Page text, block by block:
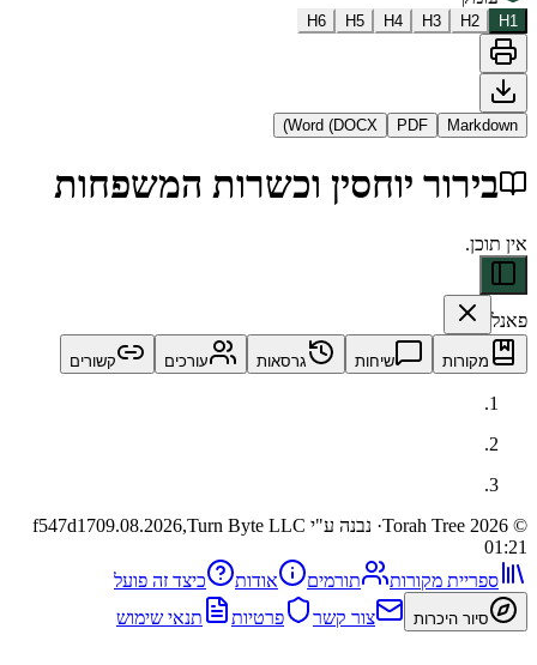
H3
H4
H5
H6
PDF
Word (DOCX)
יוחסין וכשרות המשפחות
שיחות גרסאות עורכים קשורים
· נבנה ע"י Turn Byte LLC f547d1709.08.2026,
מקורות תורמים אודות כיצד זה פועל
היכרות צור קשר פרטיות תנאי שימוש